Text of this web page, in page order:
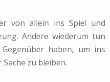
von allein ins Spiel und
Andere wiederum tun
haben, um ins
zu bleiben.